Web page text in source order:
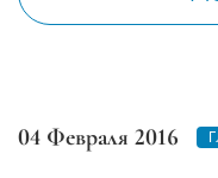
04 Февраля 2016